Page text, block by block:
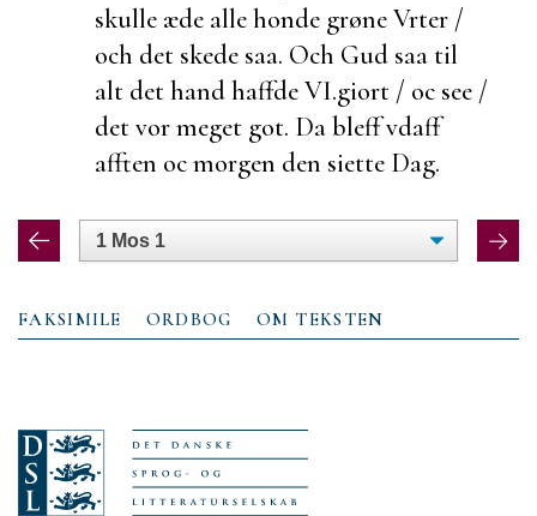
skulle æde alle honde grøne Vrter /
och det skede saa. Och Gud saa til
alt det hand haffdeVI.giort / oc see /
det vor meget got. Da bleff vdaff
afften oc morgen den siette Dag.
FAKSIMILE ORDBOG OM TEKSTEN